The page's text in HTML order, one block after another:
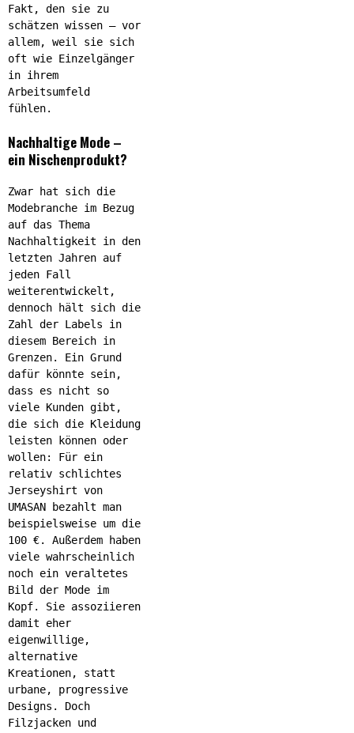
Fakt, den sie zu
schätzen wissen – vor
allem, weil sie sich
oft wie Einzelgänger
in ihrem
Arbeitsumfeld
fühlen.
Nachhaltige Mode –
ein Nischenprodukt?
Zwar hat sich die
Modebranche im Bezug
auf das Thema
Nachhaltigkeit in den
letzten Jahren auf
jeden Fall
weiterentwickelt,
dennoch hält sich die
Zahl der Labels in
diesem Bereich in
Grenzen. Ein Grund
dafür könnte sein,
dass es nicht so
viele Kunden gibt,
die sich die Kleidung
leisten können oder
wollen: Für ein
relativ schlichtes
Jerseyshirt von
UMASAN bezahlt man
beispielsweise um die
100 €. Außerdem haben
viele wahrscheinlich
noch ein veraltetes
Bild der Mode im
Kopf. Sie assoziieren
damit eher
eigenwillige,
alternative
Kreationen, statt
urbane, progressive
Designs. Doch
Filzjacken und